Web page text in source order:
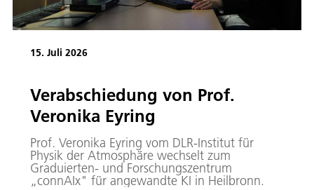
15. Juli 2026
Verabschiedung von Prof.
Veronika Eyring
Prof. Veronika Eyring vom DLR-Institut für
Physik der Atmosphäre wechselt zum
Graduierten- und Forschungszentrum
„connAIx" für angewandte KI in Heilbronn.